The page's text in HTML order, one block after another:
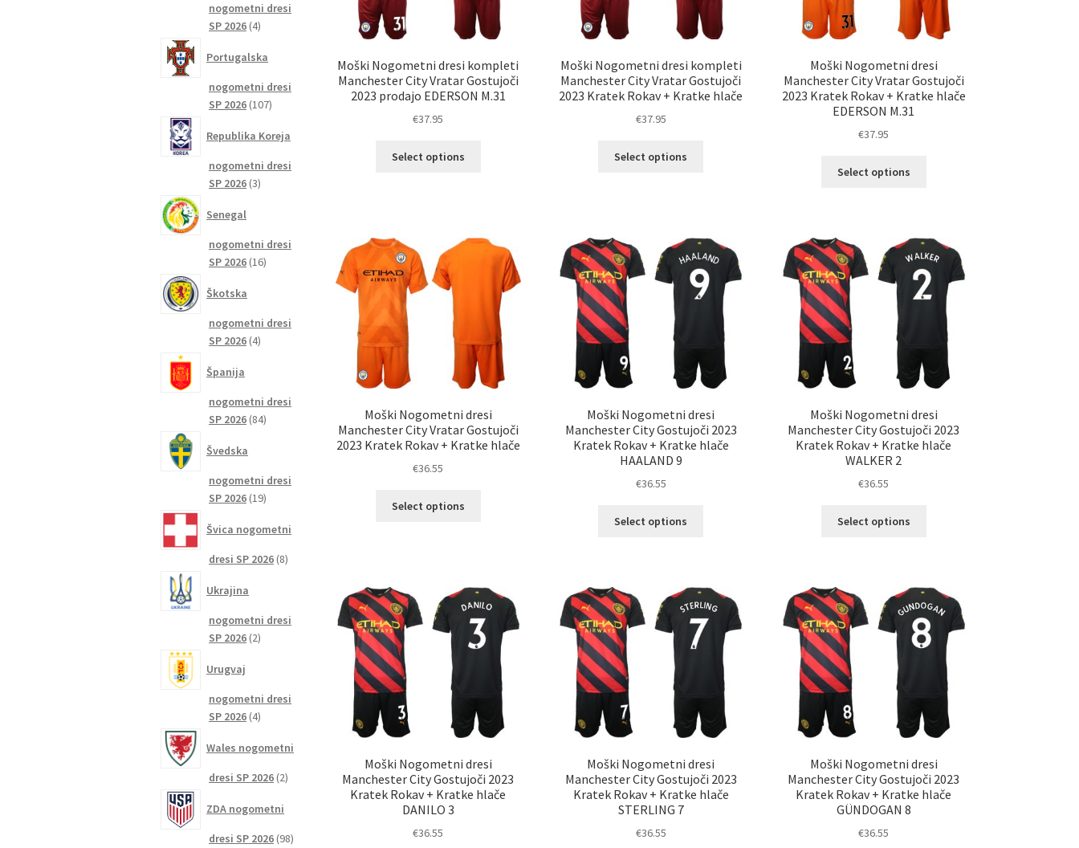
Moški Nogometni dresi kompleti
Manchester City Vratar Gostujoči
2023 prodajo EDERSON M.31
€37.95
Select options
Možnosti
lahko
izberete
strani
izdelka
Moški Nogometni dresi kompleti
Manchester City Vratar Gostujoči
2023 Kratek Rokav + Kratke hlače
€37.95
Select options
Možnosti
lahko
izberete
na
strani
izdelka
Moški Nogometni dresi
Manchester City Vratar Gostujoči
2023 Kratek Rokav + Kratke hlače
EDERSON M.31
€37.95
Select options
različic.
Možnosti
lahko
izberete
strani
izdelka
Moški Nogometni dresi
Manchester City Vratar Gostujoči
2023 Kratek Rokav + Kratke hlače
€36.55
Select options
Možnosti
lahko
izberete
na
strani
izdelka
Moški Nogometni dresi
Manchester City Gostujoči 2023
Kratek Rokav + Kratke hlače
HAALAND 9
€36.55
Select options
različic.
Možnosti
lahko
izberete
strani
izdelka
Moški Nogometni dresi
Manchester City Gostujoči 2023
Kratek Rokav + Kratke hlače
WALKER 2
€36.55
Select options
različic.
Možnosti
lahko
izberete
strani
izdelka
Moški Nogometni dresi
Manchester City Gostujoči 2023
Kratek Rokav + Kratke hlače
DANILO 3
€36.55
Moški Nogometni dresi
Manchester City Gostujoči 2023
Kratek Rokav + Kratke hlače
STERLING 7
€36.55
Moški Nogometni dresi
Manchester City Gostujoči 2023
Kratek Rokav + Kratke hlače
GÜNDOGAN 8
€36.55
nogometni dresi
SP 2026 44
Portugalska
nogometni dresi
SP 2026 107107
Republika Koreja
nogometni dresi
SP 2026 33
Senegal
nogometni dresi
SP 2026 1616
Škotska
nogometni dresi
SP 2026 44
Španija
nogometni dresi
SP 2026 8484
Švedska
nogometni dresi
SP 2026 1919
Švica nogometni
dresi SP 2026 88
Ukrajina
nogometni dresi
SP 2026 22
Urugvaj
nogometni dresi
SP 2026 44
Wales nogometni
dresi SP 2026 22
ZDA nogometni
dresi SP 2026 9898